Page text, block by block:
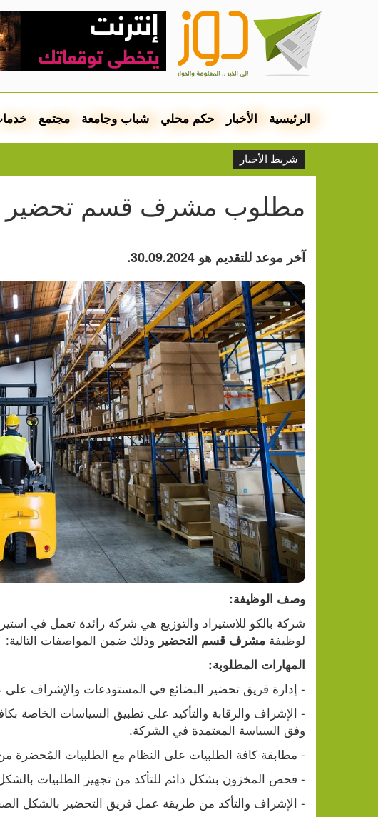
الرئيسية الأخبار حكم محلي شباب وجامعة مجتمع
شريط الأخبار
مطلوب مشرف قسم تحضير
آخر موعد للتقديم هو 30.09.2024.
وصف الوظيفة:
لوظيفة مشرف قسم التحضير وذلك ضمن المواصفات التالية:
المهارات المطلوبة:
- إدارة فريق تحضير البضائع في المستودعات والإشراف
وفق السياسة المعتمدة في الشركة.
- مطابقة كافة الطلبيات على النظام مع الطلبيات
- فحص المخزون بشكل دائم للتأكد من تجهيز الطلبيات
- الإشراف والتأكد من طريقة عمل فريق التحضير بالشكل